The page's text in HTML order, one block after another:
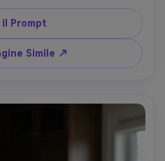
scatto con Nikon Z7 II,
definito, fotorealistico --
4:5
il Prompt
Simile ↗